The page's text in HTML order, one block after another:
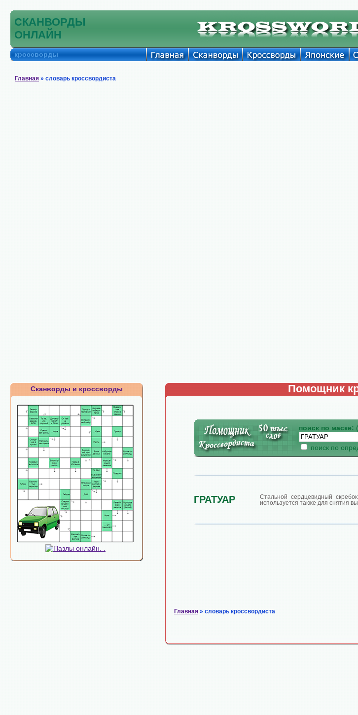
СКАНВОРДЫ
ОНЛАЙН
кроссворды
Главная » словарь кроссвордиста
Сканворды и кроссворды Помощник
поиск по маске:
поиск по
ГРАТУАР
Стальной сердцевидный
используется также для снятия
Главная » словарь кроссвордиста